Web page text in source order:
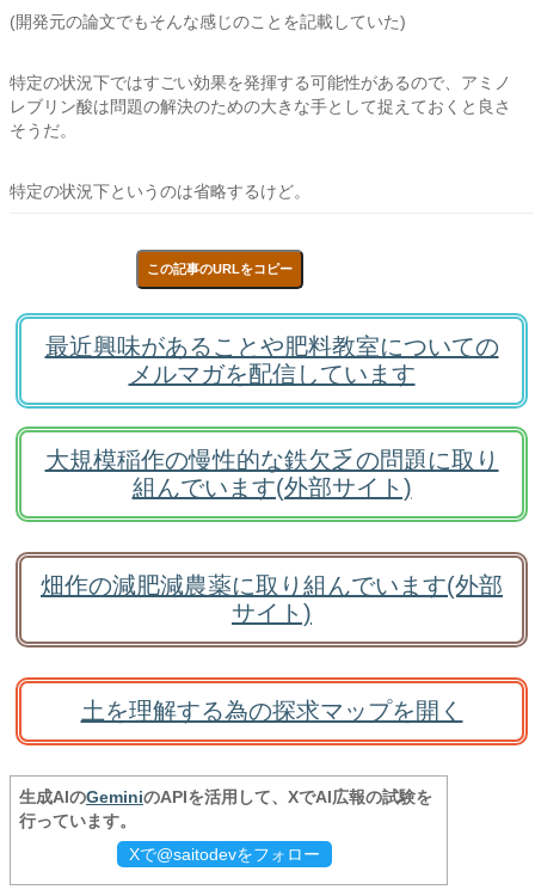
(開発元の論文でもそんな感じのことを記載していた)
特定の状況下ではすごい効果を発揮する可能性があるので、アミノ
レブリン酸は問題の解決のための大きな手として捉えておくと良さ
そうだ。
特定の状況下というのは省略するけど。
この記事のURLをコピー
最近興味があることや肥料教室についての
メルマガを配信しています
大規模稲作の慢性的な鉄欠乏の問題に取り
組んでいます(外部サイト)
畑作の減肥減農薬に取り組んでいます(外部
サイト)
土を理解する為の探求マップを開く
生成AIのGeminiのAPIを活用して、XでAI広報の試験を
行っています。
Xで@saitodevをフォロー